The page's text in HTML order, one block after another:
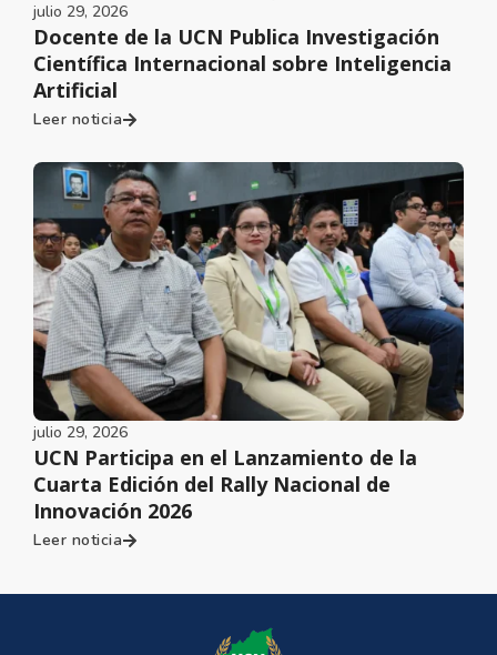
julio 29, 2026
Docente de la UCN Publica Investigación
Científica Internacional sobre Inteligencia
Artificial
Leer noticia
julio 29, 2026
UCN Participa en el Lanzamiento de la
Cuarta Edición del Rally Nacional de
Innovación 2026
Leer noticia